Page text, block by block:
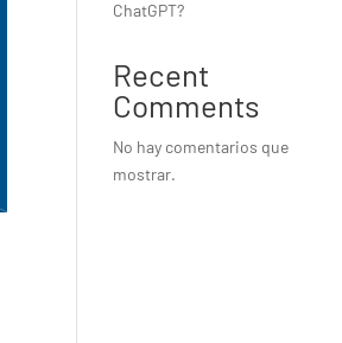
ChatGPT?
Recent
Comments
No hay comentarios que
mostrar.